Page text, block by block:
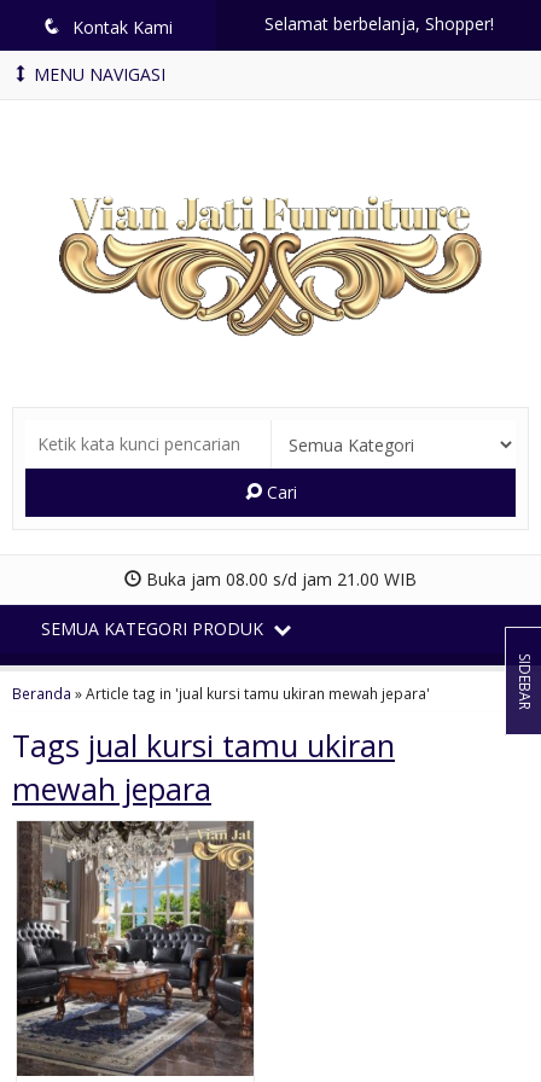
q Kontak Kami Selamat berbelanja, Shopper!
MENU NAVIGASI
Cari
Buka jam 08.00 s/d jam 21.00 WIB
SEMUA KATEGORI PRODUK
Beranda »Article tag in 'jual kursi tamu ukiran mewah jepara'
Tags jual kursi tamu ukiran
mewah jepara
SIDEBAR